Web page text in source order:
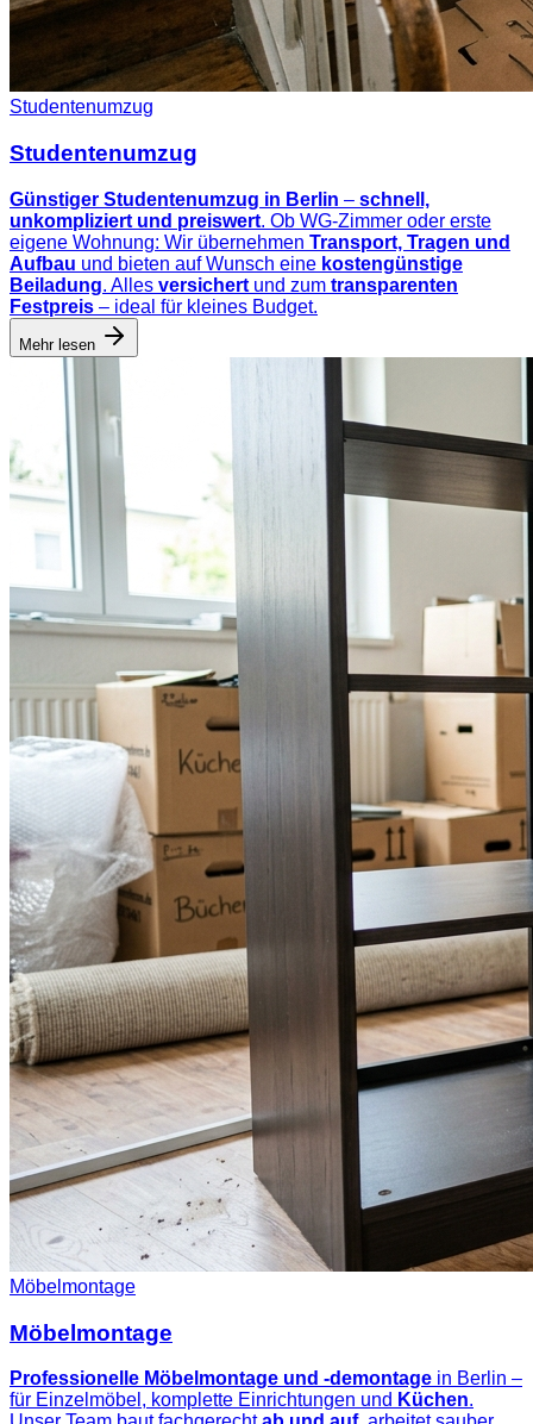
Studentenumzug
Studentenumzug
Günstiger Studentenumzug in Berlin – schnell,
unkompliziert und preiswert. Ob WG-Zimmer oder erste
eigene Wohnung: Wir übernehmen Transport, Tragen und
Aufbau und bieten auf Wunsch eine kostengünstige
Beiladung. Alles versichert und zum transparenten
Festpreis – ideal für kleines Budget.
Mehr lesen
Möbelmontage
Möbelmontage
Professionelle Möbelmontage und -demontage in Berlin –
für Einzelmöbel, komplette Einrichtungen und Küchen.